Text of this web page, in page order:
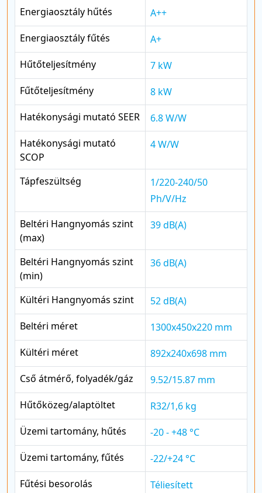
Energiaosztály hűtés
A++
Energiaosztály fűtés
A+
Hűtőteljesítmény
7 kW
Fűtőteljesítmény
8 kW
Hatékonysági mutató SEER
6.8 W/W
Hatékonysági mutató
SCOP
4 W/W
Tápfeszültség
1/220-240/50
Ph/V/Hz
Beltéri Hangnyomás szint
(max)
39 dB(A)
Beltéri Hangnyomás szint
(min)
36 dB(A)
Kültéri Hangnyomás szint
52 dB(A)
Beltéri méret
1300x450x220 mm
Kültéri méret
892x240x698 mm
Cső átmérő, folyadék/gáz
9.52/15.87 mm
Hűtőközeg/alaptöltet
R32/1,6 kg
Üzemi tartomány, hűtés
-20 - +48 °C
Üzemi tartomány, fűtés
-22/+24 °C
Fűtési besorolás
Téliesített